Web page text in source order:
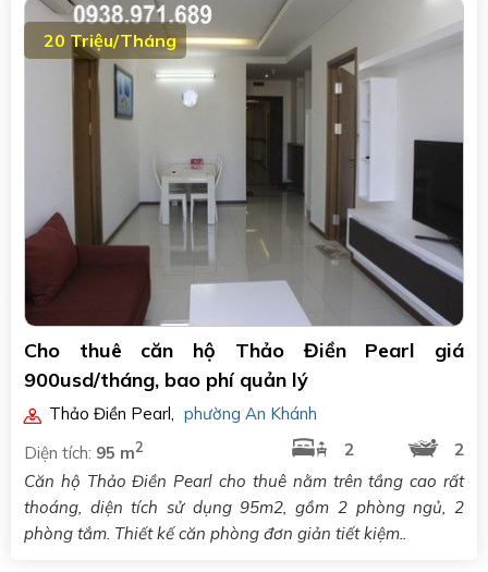
20 Triệu/Tháng
Cho thuê căn hộ Thảo Điền Pearl giá
900usd/tháng, bao phí quản lý
Thảo Điền Pearl
phường An Khánh
Diện tích: 95 m2 2
2
Căn hộ Thảo Điền Pearl cho thuê nằm trên tầng cao rất
thoáng, diện tích sử dụng 95m2, gồm 2 phòng ngủ, 2
phòng tắm. Thiết kế căn phòng đơn giản tiết kiệm..